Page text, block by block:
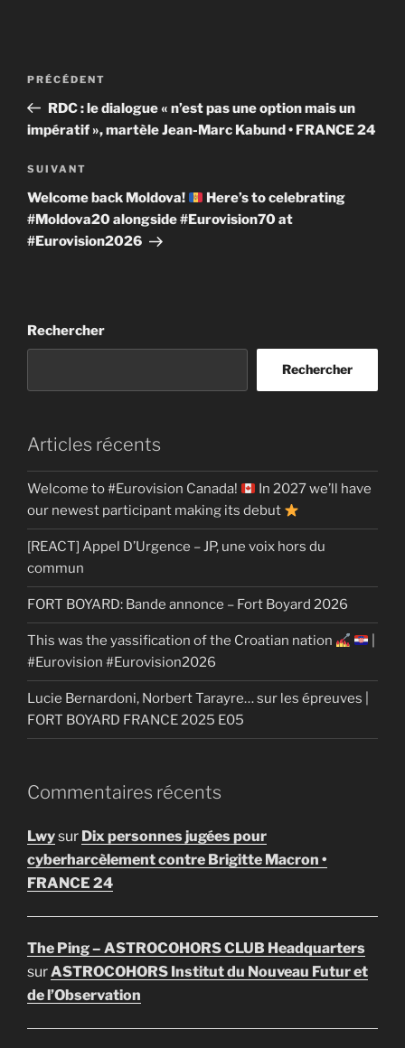
Navigation
l’article
Article
précédent
PRÉCÉDENT
RDC : le dialogue « n’est pas une option mais un
impératif », martèle Jean-Marc Kabund • FRANCE 24
Article
suivant
SUIVANT
Welcome back Moldova!
Here’s to celebrating
#Moldova20 alongside #Eurovision70 at
#Eurovision2026
Rechercher
Rechercher
Articles récents
Welcome to #Eurovision Canada!
In 2027 we’ll have
our newest participant making its debut
[REACT] Appel D’Urgence – JP, une voix hors du
commun
FORT BOYARD: Bande annonce – Fort Boyard 2026
This was the yassification of the Croatian nation
#Eurovision #Eurovision2026
Lucie Bernardoni, Norbert Tarayre… sur les épreuves |
FORT BOYARD FRANCE 2025 E05
Commentaires récents
Lwysur Dix personnes jugées pour
cyberharcèlement contre Brigitte Macron •
FRANCE 24
The Ping – ASTROCOHORS CLUB Headquarters
surASTROCOHORS Institut du Nouveau Futur et
de l’Observation